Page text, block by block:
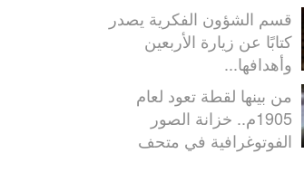
قسم الشؤون الفكرية يصدر
كتابًا عن زيارة الأربعين
وأهدافها...
من بينها لقطة تعود لعام
1905م.. خزانة الصور
الفوتوغرافية في متحف